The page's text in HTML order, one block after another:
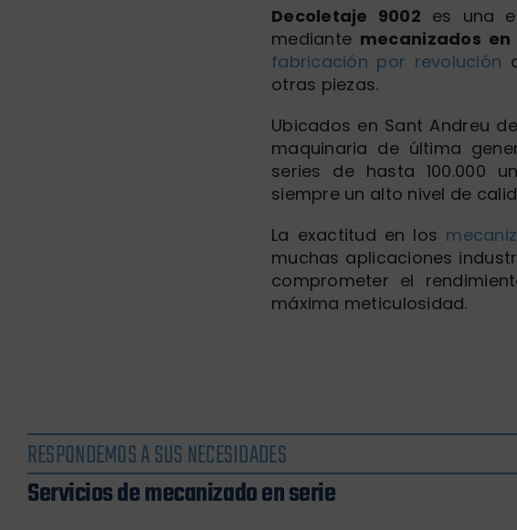
Decoletaje 9002 es una
mediante mecanizados en
fabricación por revolución
otras piezas.
Ubicados en Sant Andreu
maquinaria de última
series de hasta 100.000
siempre un alto nivel de
La exactitud en los
muchas aplicaciones
comprometer el
máxima meticulosidad.
RESPONDEMOS A SUS NECESIDADES
Servicios de mecanizado en serie